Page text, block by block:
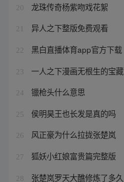
20 龙珠传奇杨紫吻戏花絮
21 异人之下整版免费观看
22 黑白直播体育app官方下载
23 一人之下漫画无根生的宝藏
24 镴枪头什么意思
25 侯明昊王也长发是真的吗
26 风正豪为什么拉拢张楚岚
27 狐妖小红娘富贵篇完整版
28 张楚岚罗天大醮修炼了多久